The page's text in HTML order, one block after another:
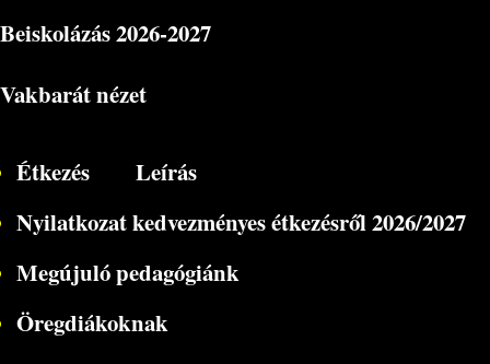
Beiskolázás2026-2027
Vakbarát nézet
Étkezés
Leírás
Nyilatkozat kedvezményes étkezésről 2026/2027
Megújuló pedagógiánk
Öregdiákoknak